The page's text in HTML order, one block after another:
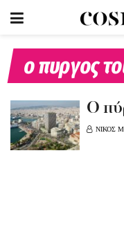
ο πυργος
Ο
ΝΙΚΟΣ